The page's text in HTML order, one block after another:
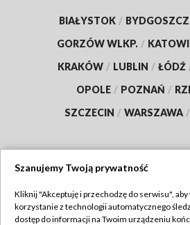
BIAŁYSTOK / BYDGOSZCZ
GORZÓW WLKP. /
KRAKÓW / LUBLIN / ŁÓDŹ
OPOLE / POZNAŃ /
SZCZECIN / WARSZAWA /
TVP
Szanujemy Twoją prywatność
Kliknij "Akceptuję i przechodzę do serwisu", aby
korzystanie z technologii automatycznego
dostęp do informacji na Twoim urządzeniu